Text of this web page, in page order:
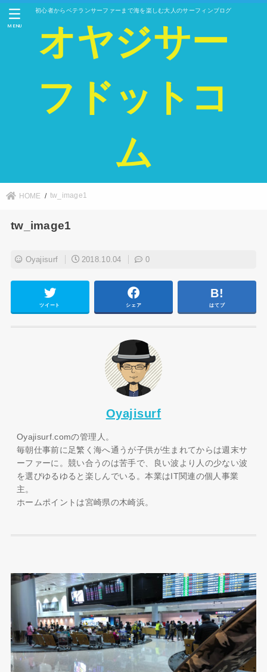
初心者からベテランサーファーまで海を楽しむ大人のサーフィンブログ
オヤジサー
フドットコ
ム
MENU
HOME tw_image1
tw_image1
Oyajisurf 2018.10.04 0
ツイート シェア はてブ
Oyajisurf
Oyajisurf.comの管理人。
毎朝仕事前に足繁く海へ通うが子供が生まれてからは週末サ
ーファーに。競い合うのは苦手で、良い波より人の少ない波
を選びゆるゆると楽しんでいる。本業はIT関連の個人事業
主。
ホームポイントは宮崎県の木崎浜。